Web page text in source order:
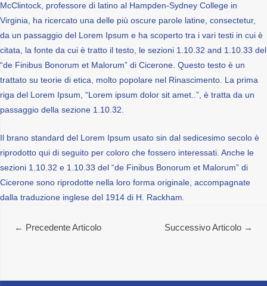
McClintock, professore di latino al Hampden-Sydney College in
Virginia, ha ricercato una delle più oscure parole latine, consectetur,
da un passaggio del Lorem Ipsum e ha scoperto tra i vari testi in cui è
citata, la fonte da cui è tratto il testo, le sezioni 1.10.32 and 1.10.33 del
“de Finibus Bonorum et Malorum” di Cicerone. Questo testo è un
trattato su teorie di etica, molto popolare nel Rinascimento. La prima
riga del Lorem Ipsum, “Lorem ipsum dolor sit amet..”, è tratta da un
passaggio della sezione 1.10.32.
Il brano standard del Lorem Ipsum usato sin dal sedicesimo secolo è
riprodotto qui di seguito per coloro che fossero interessati. Anche le
sezioni 1.10.32 e 1.10.33 del “de Finibus Bonorum et Malorum” di
Cicerone sono riprodotte nella loro forma originale, accompagnate
dalla traduzione inglese del 1914 di H. Rackham.
NAVIGAZIONE
← Precedente Articolo Successivo Articolo →